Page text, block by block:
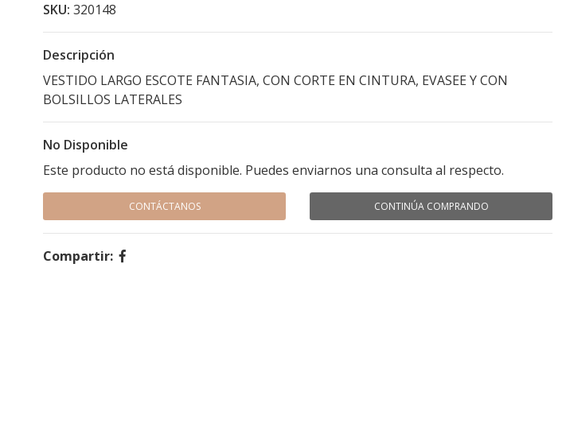
SKU: 320148
Descripción
VESTIDO LARGO ESCOTE FANTASIA, CON CORTE EN CINTURA, EVASEE Y CON
BOLSILLOS LATERALES
No Disponible
Este producto no está disponible. Puedes enviarnos una consulta al respecto.
CONTÁCTANOS CONTINÚA COMPRANDO
Compartir: